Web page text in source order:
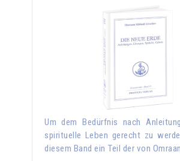
Um dem Bedürfnis nach
spirituelle Leben gerecht zu
diesem Band ein Teil der von